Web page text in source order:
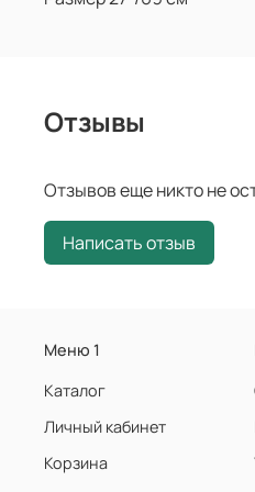
Отзывы
Отзывов еще никто не
Написать отзыв
Меню 1
Каталог
Личный кабинет
Корзина